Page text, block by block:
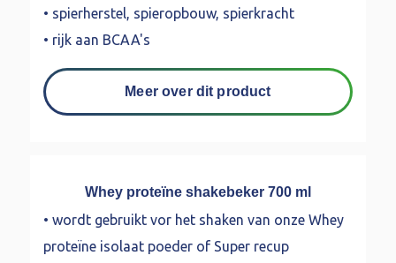
• spierherstel, spieropbouw, spierkracht
• rijk aan BCAA's
Meer over dit product
Whey proteïne shakebeker 700 ml
• wordt gebruikt vor het shaken van onze Whey
proteïne isolaat poeder of Super recup